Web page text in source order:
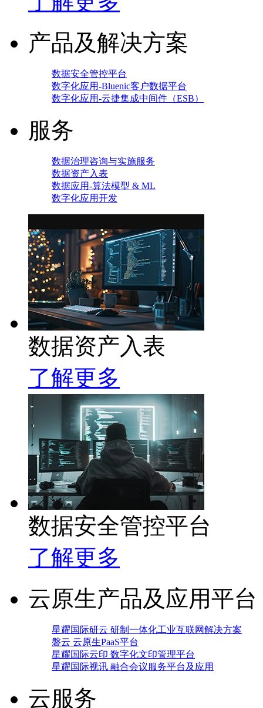
产品及解决方案
数据安全管控平台
数字化应用-Bluenic客户数据平台
数字化应用-云捷集成中间件（ESB）
服务
数据治理咨询与实施服务
数据资产入表
数据应用-算法模型 & ML
数字化应用开发
数据资产入表
了解更多
数据安全管控平台
了解更多
云原生产品及应用平台
星耀国际研云 研制一体化工业互联网解决方案
磐云 云原生PaaS平台
星耀国际云印 数字化文印管理平台
星耀国际视讯 融合会议服务平台及应用
云服务